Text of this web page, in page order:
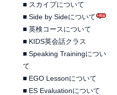
■ スカイプについて
■ Side by Sideについて
■ 英検コースについて
■ KIDS英会話クラス
■ Speaking Trainingについ
て
■ EGO Lessonについて
■ ES Evaluationについて